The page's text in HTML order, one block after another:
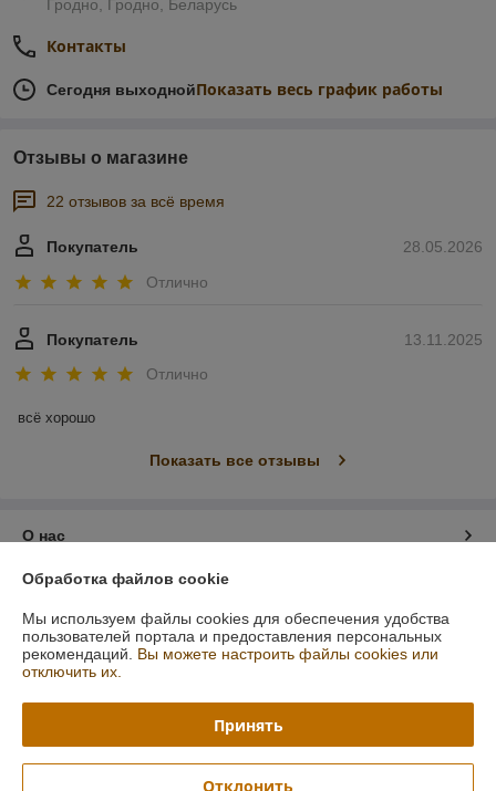
Гродно, Гродно, Беларусь
Контакты
Сегодня выходнойПоказать весь график работы
Отзывы о магазине
22 отзывов за всё время
28.05.2026
Покупатель
Отлично
13.11.2025
Покупатель
Отлично
всё хорошо
Показать все отзывы
О нас
Контакты
Доставка и оплата
Полная версия сайта
Обработка файлов cookie
Мы используем файлы cookies для обеспечения удобства
пользователей портала и предоставления персональных
рекомендаций. Вы можете настроить файлы cookies или
отключить их.
Принять
Отклонить